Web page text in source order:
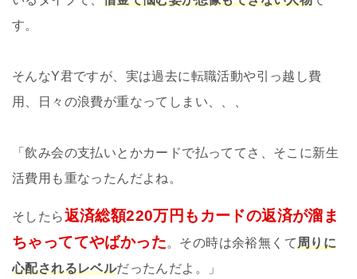
す。
そんなY君ですが、実は過去に転職活動や引っ越し費
用、日々の浪費が重なってしまい、、、
「飲み会の支払いとかカードで払っててさ、そこに新生
活費用も重なったんだよね。
そしたら返済総額220万円もカードの返済が溜ま
ちゃっててやばかった。その時は余裕無くて周りに
心配されるレベルだったんだよ。」